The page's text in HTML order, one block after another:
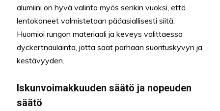
alumiini on hyvä valinta myös senkin vuoksi, että
lentokoneet valmistetaan pääasiallisesti siitä.
Huomioi rungon materiaali ja keveys valittaessa
dyckertnaulainta, jotta saat parhaan suorituskyvyn ja
kestävyyden.
Iskunvoimakkuuden säätö ja nopeuden
säätö